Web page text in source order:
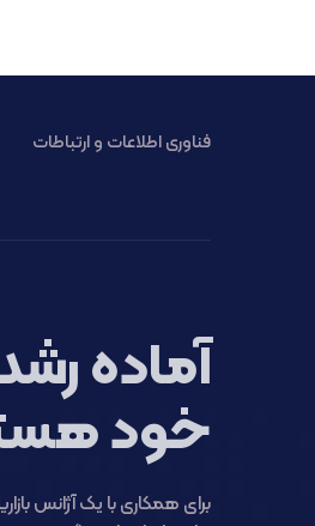
فناوری اطلاعات و ارتباطات
آماده
خود
برای همکاری با یک آژانس